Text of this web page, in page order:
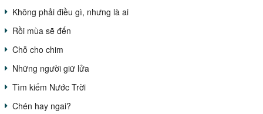
Không phải điều gì, nhưng là ai
Rồi mùa sẽ đến
Chỗ cho chim
Những người giữ lửa
Tìm kiếm Nước Trời
Chén hay ngai?